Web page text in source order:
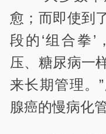
愈；而即使到
段的‘组合拳’
压、糖尿病一
来长期管理。
腺癌的慢病化